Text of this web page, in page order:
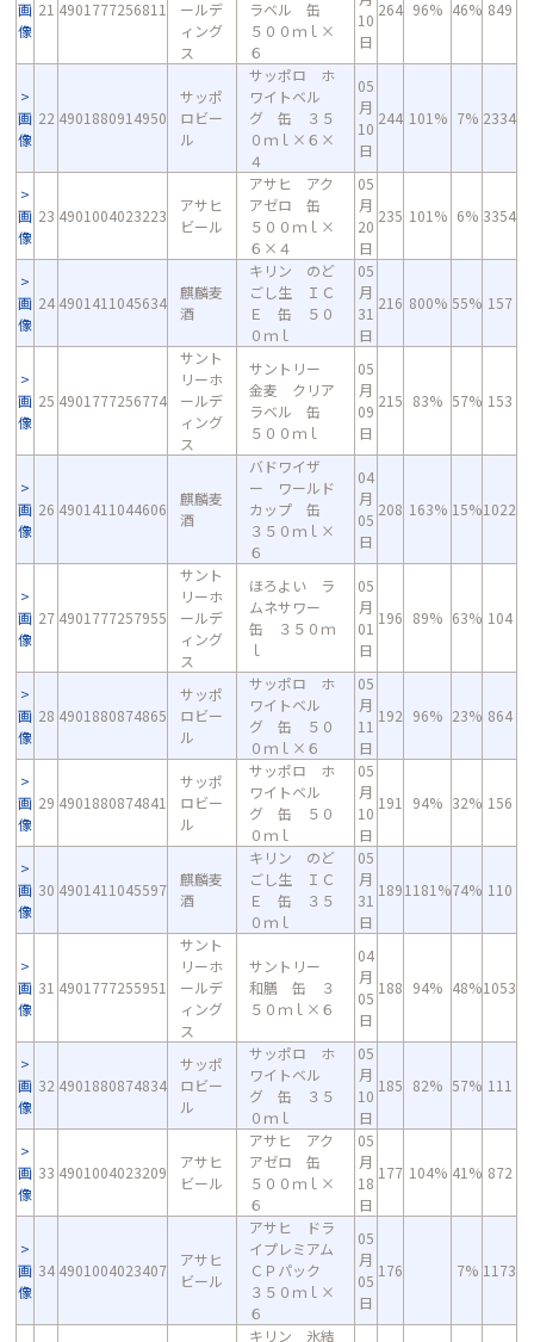
画
像
21 4901777256811
ールデ
ィング
ス
ラベル 缶
５００ｍｌ×
６
10
日
264 96% 46% 849
画
像
22 4901880914950
サッポ
ロビー
ル
サッポロ ホ
ワイトベル
グ 缶 ３５
０ｍｌ×６×
４
05
月
10
日
244 101% 7% 2334
画
像
23 4901004023223
アサヒ
ビール
アサヒ アク
アゼロ 缶
５００ｍｌ×
６×４
05
月
20
日
235 101% 6% 3354
画
像
24 4901411045634
麒麟麦
酒
キリン のど
ごし生 ＩＣ
Ｅ 缶 ５０
０ｍｌ
05
月
31
日
216 800% 55% 157
画
像
25 4901777256774
サント
リーホ
ールデ
ィング
ス
サントリー
金麦 クリア
ラベル 缶
５００ｍｌ
05
月
09
日
215 83% 57% 153
画
像
26 4901411044606
麒麟麦
酒
バドワイザ
ー ワールド
カップ 缶
３５０ｍｌ×
６
04
月
05
日
208 163% 15%1022
画
像
27 4901777257955
サント
リーホ
ールデ
ィング
ス
ほろよい ラ
ムネサワー
缶 ３５０ｍ
ｌ
05
月
01
日
196 89% 63% 104
画
像
28 4901880874865
サッポ
ロビー
ル
サッポロ ホ
ワイトベル
グ 缶 ５０
０ｍｌ×６
05
月
11
日
192 96% 23% 864
画
像
29 4901880874841
サッポ
ロビー
ル
サッポロ ホ
ワイトベル
グ 缶 ５０
０ｍｌ
05
月
10
日
191 94% 32% 156
画
像
30 4901411045597
麒麟麦
酒
キリン のど
ごし生 ＩＣ
Ｅ 缶 ３５
０ｍｌ
05
月
31
日
1891181%74% 110
画
像
31 4901777255951
サント
リーホ
ールデ
ィング
ス
サントリー
和膳 缶 ３
５０ｍｌ×６
04
月
05
日
188 94% 48%1053
画
像
32 4901880874834
サッポ
ロビー
ル
サッポロ ホ
ワイトベル
グ 缶 ３５
０ｍｌ
05
月
10
日
185 82% 57% 111
画
像
33 4901004023209
アサヒ
ビール
アサヒ アク
アゼロ 缶
５００ｍｌ×
６
05
月
18
日
177 104% 41% 872
画
像
34 4901004023407
アサヒ
ビール
アサヒ ドラ
イプレミアム
ＣＰパック
３５０ｍｌ×
６
05
月
05
日
176 7% 1173
キリン 氷結